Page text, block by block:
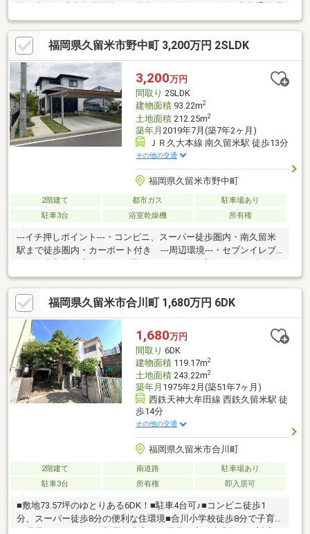
用を大幅軽減◆南小学校まで徒歩1分（約96m）の超・安心通学環
境＆3台駐車可能◎ルーミックスについて◎我々は、福岡で創立
14周年を迎えた地域密着の不動産会社です！売買・収益・賃貸・
管理と多岐にわたる不動産事業を行っております。福岡県の物件
は全てご案内できますので、お気軽にご連絡ください♪◎今だけ！
店舗来店キャンペーン◎ご来店のご予約を頂きアンケートにお答
え頂いたお客様にAmazonギフト2000円分プレゼント！1組様1回
限りです♪お子様連れの内見大歓迎！
福岡県久留米市野中町 3,200万円 2SLDK
3,200万円
間取り 2SLDK
建物面積93.22m2
土地面積212.25m2
築年月 2019年7月(築7年2ヶ月)
ＪＲ久大本線 南久留米駅 徒歩13分
その他の交通
福岡県久留米市野中町
2階建て 都市ガス
駐車場あり
駐車3台
浴室乾燥機 所有権
---イチ押しポイント---・コンビニ、スーパー徒歩圏内・南久留米
駅まで徒歩圏内・カーポート付き ---周辺環境---・セブンイレブ
銀行国分支店 (959ｍ)・私立久留米大学附設中学校 (680ｍ)・東国
分小学校 (587ｍ)※当社では他社様が掲載している物件も紹介、ご
案内が可能です！不動産売買なら、地域密着型、久留米エリアに
強い西日本産業にお任せください。お客様にお会いできること、
スタッフ一同、心よりお待ちしております！
福岡県久留米市合川町 1,680万円 6DK
1,680万円
間取り 6DK
建物面積119.17m2
土地面積243.22m2
築年月 1975年2月(築51年7ヶ月)
西鉄天神大牟田線 西鉄久留米駅 徒
歩14分
その他の交通
福岡県久留米市合川町
2階建て 南道路
駐車場あり
駐車3台
所有権 即入居可
■敷地73.57坪のゆとりある6DK！■駐車4台可♪■コンビニ徒歩1
分、スーパー徒歩8分の便利な住環境■合川小学校徒歩8分で子育